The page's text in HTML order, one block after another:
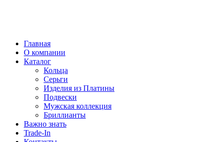
Главная
О компании
Каталог
Кольца
Серьги
Изделия из Платины
Подвески
Мужская коллекция
Бриллианты
Важно знать
Trade-In